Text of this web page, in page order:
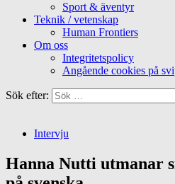
Sport & äventyr
Teknik / vetenskap
Human Frontiers
Om oss
Integritetspolicy
Angående cookies på
Sök efter:
Intervju
Hanna Nutti utmanar